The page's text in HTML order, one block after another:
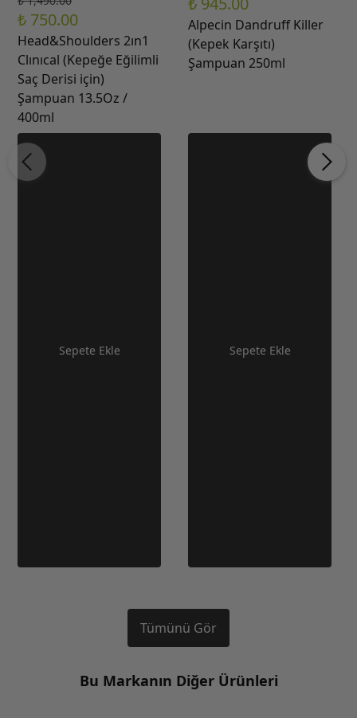
₺ 750.00
Head&Shoulders 2ın1
Clınıcal (Kepeğe Eğilimli
Saç Derisi için)
Şampuan 13.5Oz /
400ml
Sepete Ekle
Alpecin Dandruff Killer
(Kepek Karşıtı)
Şampuan 250ml
Sepete Ekle
Tümünü Gör
Bu Markanın Diğer Ürünleri